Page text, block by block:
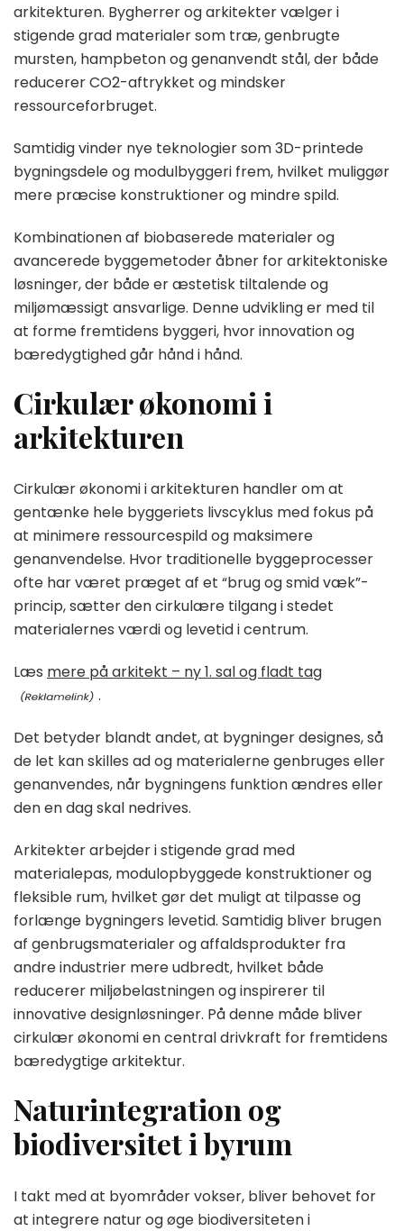
arkitekturen. Bygherrer og arkitekter vælger i
stigende grad materialer som træ, genbrugte
mursten, hampbeton og genanvendt stål, der både
reducerer CO2-aftrykket og mindsker
ressourceforbruget.
Samtidig vinder nye teknologier som 3D-printede
bygningsdele og modulbyggeri frem, hvilket muliggør
mere præcise konstruktioner og mindre spild.
Kombinationen af biobaserede materialer og
avancerede byggemetoder åbner for arkitektoniske
løsninger, der både er æstetisk tiltalende og
miljømæssigt ansvarlige. Denne udvikling er med til
at forme fremtidens byggeri, hvor innovation og
bæredygtighed går hånd i hånd.
Cirkulær økonomi i
arkitekturen
Cirkulær økonomi i arkitekturen handler om at
gentænke hele byggeriets livscyklus med fokus på
at minimere ressourcespild og maksimere
genanvendelse. Hvor traditionelle byggeprocesser
ofte har været præget af et “brug og smid væk”-
princip, sætter den cirkulære tilgang i stedet
materialernes værdi og levetid i centrum.
Læs mere på arkitekt – ny 1. sal og fladt tag
.
Det betyder blandt andet, at bygninger designes, så
de let kan skilles ad og materialerne genbruges eller
genanvendes, når bygningens funktion ændres eller
den en dag skal nedrives.
Arkitekter arbejder i stigende grad med
materialepas, modulopbyggede konstruktioner og
fleksible rum, hvilket gør det muligt at tilpasse og
forlænge bygningers levetid. Samtidig bliver brugen
af genbrugsmaterialer og affaldsprodukter fra
andre industrier mere udbredt, hvilket både
reducerer miljøbelastningen og inspirerer til
innovative designløsninger. På denne måde bliver
cirkulær økonomi en central drivkraft for fremtidens
bæredygtige arkitektur.
Naturintegration og
biodiversitet i byrum
I takt med at byområder vokser, bliver behovet for
at integrere natur og øge biodiversiteten i